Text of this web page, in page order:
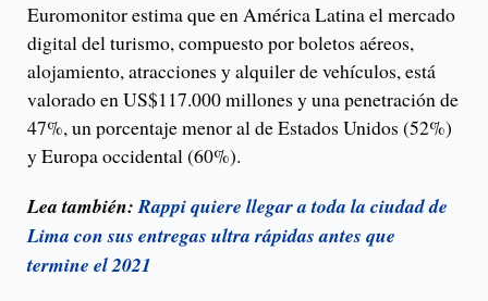
Euromonitor estima que en América Latina el mercado
digital del turismo, compuesto por boletos aéreos,
alojamiento, atracciones y alquiler de vehículos, está
valorado en US$117.000 millones y una penetración de
47%, un porcentaje menor al de Estados Unidos (52%)
y Europa occidental (60%).
Lea también:Rappi quiere llegar a toda la ciudad de
Lima con sus entregas ultra rápidas antes que
termine el 2021